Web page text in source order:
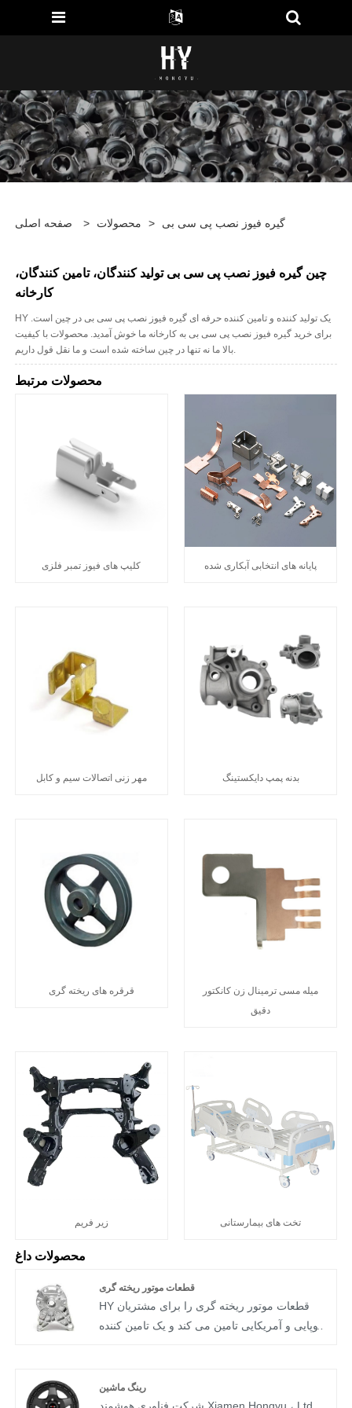
صفحه اصلی > محصولات > گیره فیوز نصب پی سی بی
چین گیره فیوز نصب پی سی بی تولید کنندگان، تامین کنندگان،
کارخانه
HY یک تولید کننده و تامین کننده حرفه ای گیره فیوز نصب پی سی بی در چین است.
برای خرید گیره فیوز نصب پی سی بی به کارخانه ما خوش آمدید. محصولات با کیفیت
بالا ما نه تنها در چین ساخته شده است و ما نقل قول داریم.
محصولات مرتبط
کلیپ های فیوز تمبر فلزی پایانه های انتخابی آبکاری شده
مهر زنی اتصالات سیم و کابل بدنه پمپ دایکستینگ
قرقره های ریخته گری
میله مسی ترمینال زن کانکتور
دقیق
زیر فریم تخت های بیمارستانی
محصولات داغ
قطعات موتور ریخته گری
HY قطعات موتور ریخته گری را برای مشتریان
اروپایی و آمریکایی تامین می کند و یک تامین کننده
برابر فشار و ماشین کاری بالا نیاز دارند. ریخته گری
موتور آلومینیومی همه این مزایا را ارائه می دهد و
رینگ ماشین
شرکت فناوری هوشمند Xiamen Hongyu ، Ltd.